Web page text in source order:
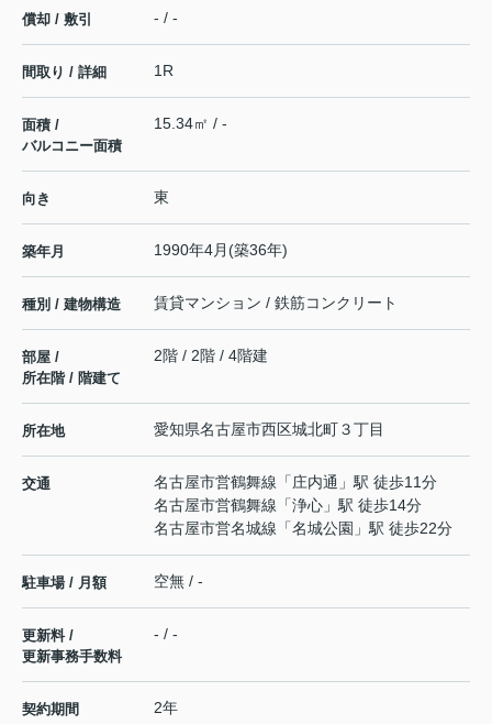
償却 / 敷引 - / -
間取り / 詳細 1R
面積 /
バルコニー面積
15.34㎡ / -
向き 東
築年月 1990年4月(築36年)
種別 / 建物構造 賃貸マンション / 鉄筋コンクリート
部屋 /
所在階 / 階建て
2階 / 2階 / 4階建
所在地 愛知県名古屋市西区城北町３丁目
交通 名古屋市営鶴舞線 「庄内通 」駅 徒歩11分
名古屋市営鶴舞線 「浄心 」駅 徒歩14分
名古屋市営名城線 「名城公園 」駅 徒歩22分
駐車場 / 月額 空無 / -
更新料 /
更新事務手数料
- / -
契約期間 2年